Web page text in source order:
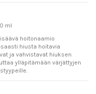
ml
hoitonaamio
hiusta hoitavia
ja vahvistavat hiuksen
ylläpitämään värjättyjen